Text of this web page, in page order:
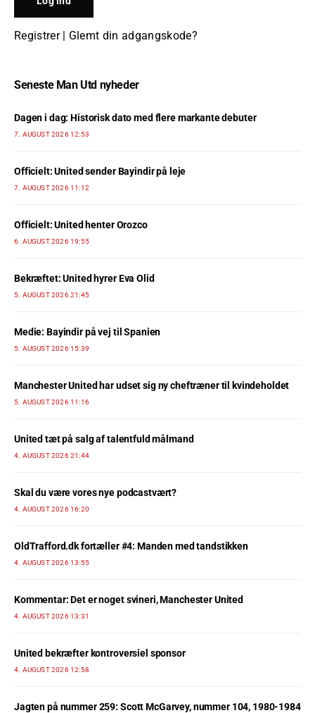
Registrer| Glemt din adgangskode?
Seneste Man Utd nyheder
Dagen i dag: Historisk dato med flere markante debuter
7. AUGUST 2026 12:53
Officielt: United sender Bayindir på leje
7. AUGUST 2026 11:12
Officielt: United henter Orozco
6. AUGUST 2026 19:55
Bekræftet: United hyrer Eva Olid
5. AUGUST 2026 21:45
Medie: Bayindir på vej til Spanien
5. AUGUST 2026 15:39
Manchester United har udset sig ny cheftræner til kvindeholdet
5. AUGUST 2026 11:16
United tæt på salg af talentfuld målmand
4. AUGUST 2026 21:44
Skal du være vores nye podcastvært?
4. AUGUST 2026 16:20
OldTrafford.dk fortæller #4: Manden med tandstikken
4. AUGUST 2026 13:55
Kommentar: Det er noget svineri, Manchester United
4. AUGUST 2026 13:31
United bekræfter kontroversiel sponsor
4. AUGUST 2026 12:58
Jagten på nummer 259: Scott McGarvey, nummer 104, 1980-1984